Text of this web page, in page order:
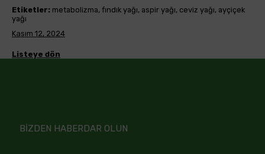
Etiketler: metabolizma, fındık yağı, aspir yağı, ceviz yağı, ayçiçek
yağı
Kasım 12, 2024
Listeye dön
BİZDEN HABERDAR OLUN